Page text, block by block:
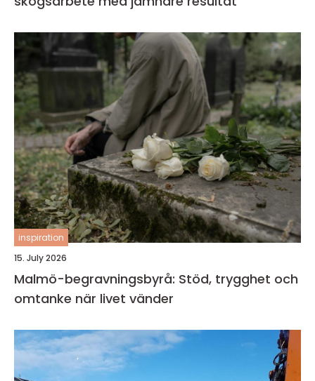
inspiration
15. July 2026
Malmö-begravningsbyrå: Stöd, trygghet och
omtanke när livet vänder